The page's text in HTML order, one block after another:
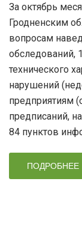
За октябрь
Гродненским
вопросам
обследований,
технического
нарушений
предприятиям
предписаний,
84 пунктов
ПОДРОБНЕЕ